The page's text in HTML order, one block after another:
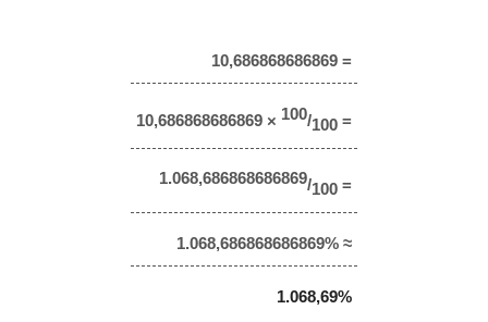
10,686868686869 =
10,686868686869 × 100/100 =
1.068,686868686869/100 =
1.068,686868686869% ≈
1.068,69%